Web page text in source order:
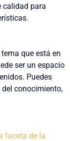
calidad para
que está en
ser un espacio
Puedes
conocimiento,
faceta de la